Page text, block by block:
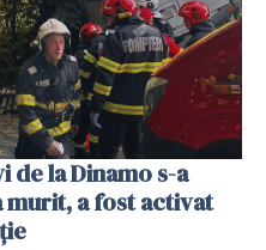
la Dinamo s-a
murit, a fost activat